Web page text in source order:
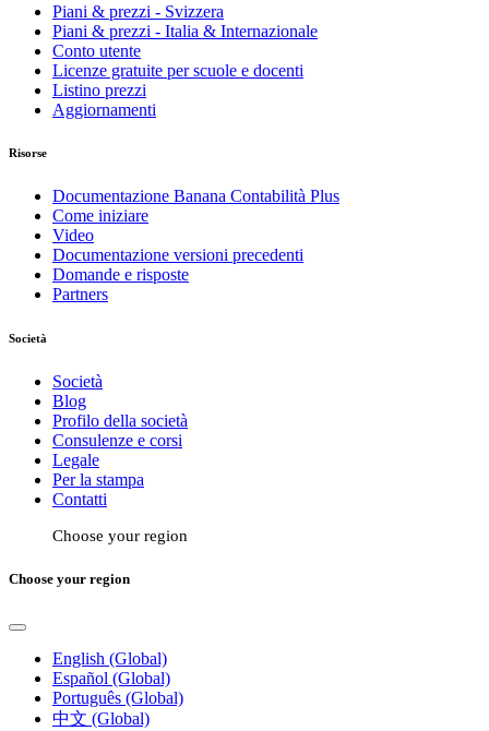
Piani & prezzi - Svizzera
Piani & prezzi - Italia & Internazionale
Conto utente
Licenze gratuite per scuole e docenti
Listino prezzi
Aggiornamenti
Risorse
Documentazione Banana Contabilità Plus
Come iniziare
Video
Documentazione versioni precedenti
Domande e risposte
Partners
Società
Società
Blog
Profilo della società
Consulenze e corsi
Legale
Per la stampa
Contatti
Choose your region
Choose your region
English (Global)
Español (Global)
Português (Global)
中文 (Global)